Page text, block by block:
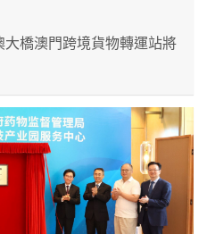
橋澳門跨境貨物轉運站將